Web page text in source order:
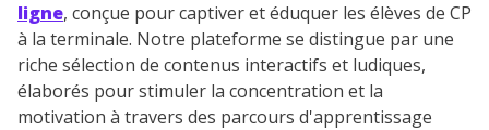
ligne, conçue pour captiver et éduquer les élèves de CP
à la terminale. Notre plateforme se distingue par une
riche sélection de contenus interactifs et ludiques,
élaborés pour stimuler la concentration et la
motivation à travers des parcours d'apprentissage